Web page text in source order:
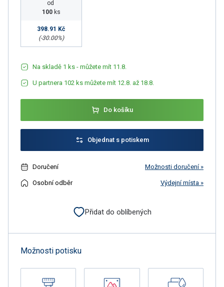
od
100 ks
398.91 Kč
(-30.00%)
Na skladě 1 ks - můžete mít 11.8.
U partnera 102 ks můžete mít 12.8. až 18.8.
Do košíku
Objednat s potiskem
Doručení Možnosti doručení »
Osobní odběr Výdejní místa »
Přidat do oblíbených
Možnosti potisku